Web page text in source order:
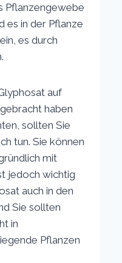
Pflanzengewebe
es in der Pflanze
es durch
auf
haben
sollten Sie
tun. Sie können
mit
jedoch wichtig
auch in den
Sie sollten
in
Pflanzen